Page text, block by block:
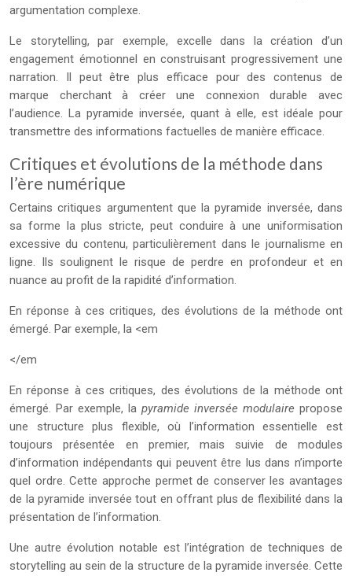
argumentation complexe.
Le storytelling, par exemple, excelle dans la création d’un
engagement émotionnel en construisant progressivement une
narration. Il peut être plus efficace pour des contenus de
marque cherchant à créer une connexion durable avec
l’audience. La pyramide inversée, quant à elle, est idéale pour
transmettre des informations factuelles de manière efficace.
Critiques et évolutions de la méthode dans
l’ère numérique
Certains critiques argumentent que la pyramide inversée, dans
sa forme la plus stricte, peut conduire à une uniformisation
excessive du contenu, particulièrement dans le journalisme en
ligne. Ils soulignent le risque de perdre en profondeur et en
nuance au profit de la rapidité d’information.
En réponse à ces critiques, des évolutions de la méthode ont
émergé. Par exemple, la <em
</em
En réponse à ces critiques, des évolutions de la méthode ont
émergé. Par exemple, la pyramide inversée modulaire propose
une structure plus flexible, où l’information essentielle est
toujours présentée en premier, mais suivie de modules
d’information indépendants qui peuvent être lus dans n’importe
quel ordre. Cette approche permet de conserver les avantages
de la pyramide inversée tout en offrant plus de flexibilité dans la
présentation de l’information.
Une autre évolution notable est l’intégration de techniques de
storytelling au sein de la structure de la pyramide inversée. Cette